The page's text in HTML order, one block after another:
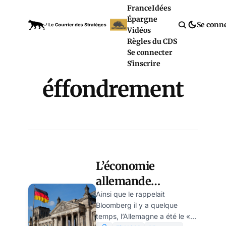
FranceIdées
Épargne
Vidéos
Règles du CDS
Se connecter
S'inscrire
Se
éffondrement
L’économie
allemande
s’effondre sous nos
yeux, par K-
Ainsi que le rappelait
Bloomberg il y a quelque
temps, l’Allemagne a été le «